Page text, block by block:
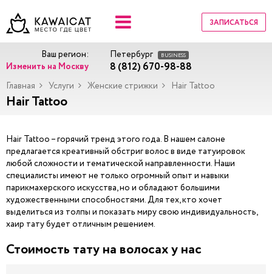
ЗАПИСАТЬСЯ
Ваш регион:
Изменить на Москву
Петербург BUSINESS
8 (812) 670-98-88
Главная Услуги Женские стрижки Hair Tattoo
Hair Tattoo
Hair Tattoo – горячий тренд этого года. В нашем салоне
предлагается креативный обстриг волос в виде татуировок
любой сложности и тематической направленности. Наши
специалисты имеют не только огромный опыт и навыки
парикмахерского искусства, но и обладают большими
художественными способностями. Для тех, кто хочет
выделиться из толпы и показать миру свою индивидуальность,
хаир тату будет отличным решением.
Стоимость тату на волосах у нас